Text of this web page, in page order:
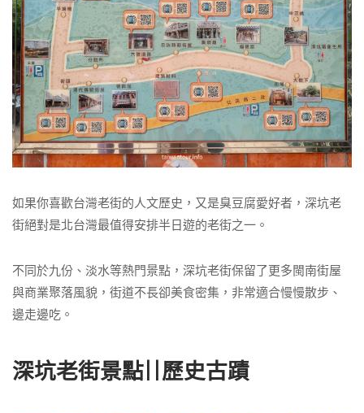
如果你喜歡台灣老街的人文歷史，又是臭豆腐愛好者，深坑老
街絕對是北台灣最值得安排半日遊的老街之一。
不同於九份、淡水等熱門景點，深坑老街保留了更多閩南街屋
與商業聚落風貌，街道不長卻美食密集，非常適合慢慢散步、
邊走邊吃。
深坑老街景點 ||歷史古蹟